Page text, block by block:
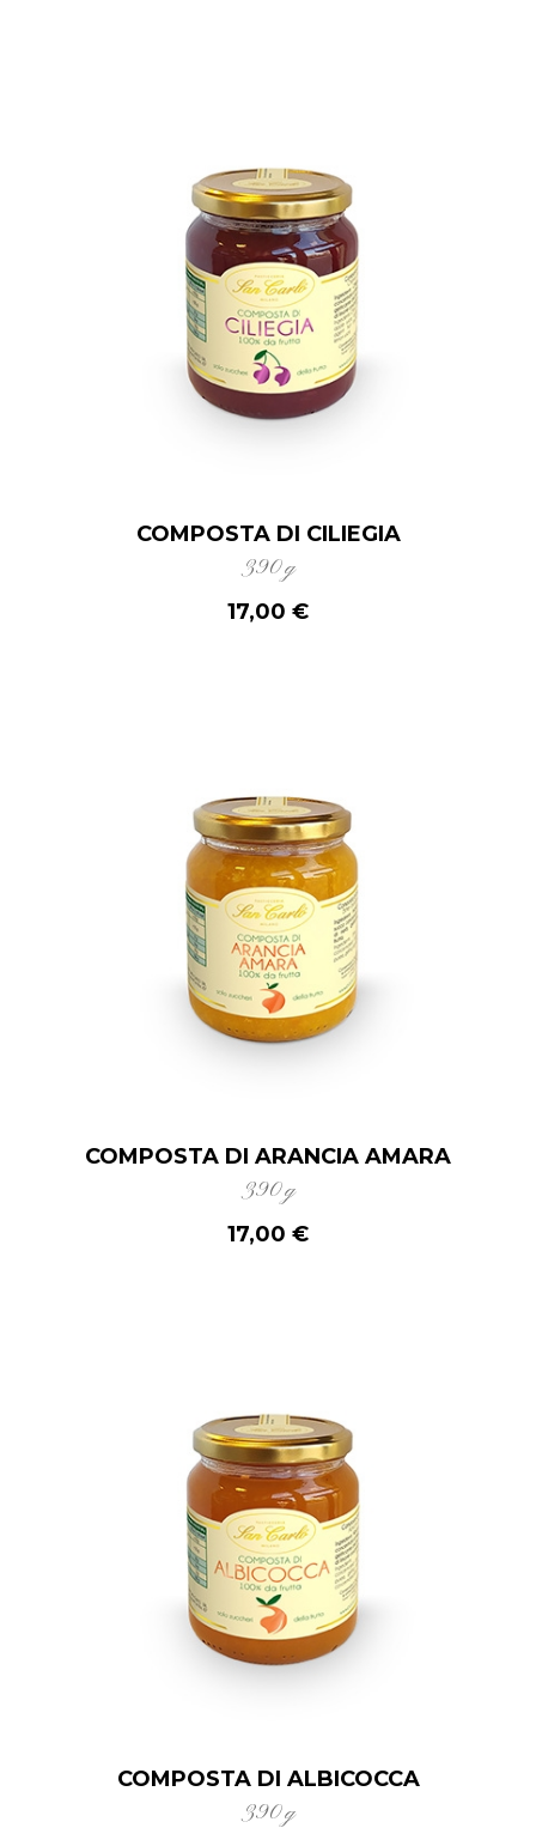
COMPOSTA DI CILIEGIA
390 g
17,00 €
COMPOSTA DI ARANCIA AMARA
390 g
17,00 €
COMPOSTA DI ALBICOCCA
390 g